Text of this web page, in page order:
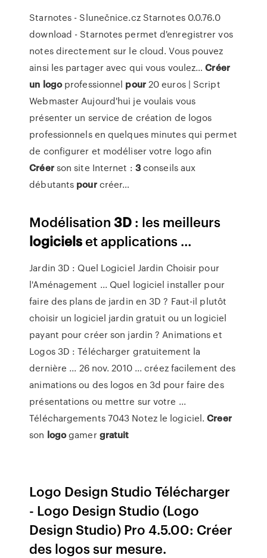
Starnotes - Slunečnice.czStarnotes 0.0.76.0
download - Starnotes permet d'enregistrer vos
notes directement sur le cloud. Vous pouvez
ainsi les partager avec qui vous voulez…Créer
un logoprofessionnel pour20 euros | Script
WebmasterAujourd'hui je voulais vous
présenter un service de création de logos
professionnels en quelques minutes qui permet
de configurer et modéliser votre logo afin
Créerson site Internet : 3conseils aux
débutants pourcréer…
Modélisation3D : les meilleurs
logicielset applications ...
Jardin 3D : Quel Logiciel Jardin Choisir pour
l'Aménagement ... Quel logiciel installer pour
faire des plans de jardin en 3D ? Faut-il plutôt
choisir un logiciel jardin gratuit ou un logiciel
payant pour créer son jardin ? Animations et
Logos 3D : Télécharger gratuitement la
dernière ... 26 nov. 2010 ... créez facilement des
animations ou des logos en 3d pour faire des
présentations ou mettre sur votre ...
Téléchargements 7043 Notez le logiciel.Creer
son logogamergratuit
Logo Design Studio Télécharger
- Logo Design Studio (Logo
Design Studio) Pro 4.5.00: Créer
des logos sur mesure.